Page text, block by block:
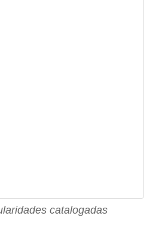
catalogadas